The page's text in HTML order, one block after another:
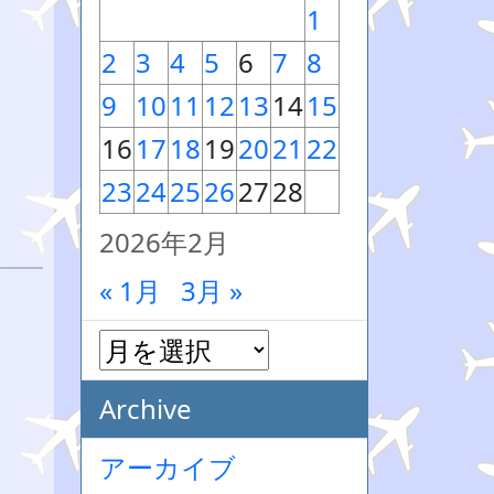
2026年2月
1
2 3 4 5 6 7 8
9
1011 12131415
161718192021 22
232425262728
« 1月 3月 »
Archive
アーカイブ